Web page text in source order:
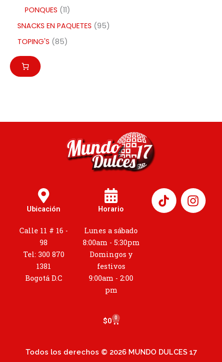
PONQUES 11
SNACKS EN PAQUETES 95
TOPING'S 85
Ubicación
Calle 11 # 16 -
98
Tel: 300 870
1381
Bogotá D.C
Horario
Lunes a sábado
8:00am - 5:30pm
Domingos y
festivos
9:00am - 2:00
pm
I
n
s
$0 0
Cart
Todos los derechos © 2026 MUNDO DULCES 17